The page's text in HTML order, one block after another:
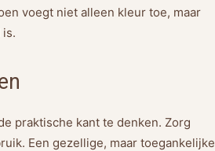
voegt niet alleen kleur toe, maar
praktische kant te denken. Zorg
Een gezellige, maar toegankelijke